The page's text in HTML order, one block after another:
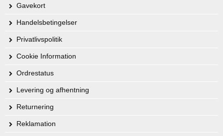
Gavekort
Handelsbetingelser
Privatlivspolitik
Cookie Information
Ordrestatus
Levering og afhentning
Returnering
Reklamation